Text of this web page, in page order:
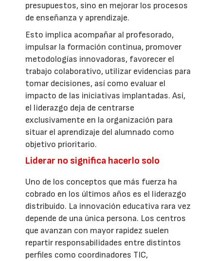
presupuestos, sino en mejorar los procesos
de enseñanza y aprendizaje.
Esto implica acompañar al profesorado,
impulsar la formación continua, promover
metodologías innovadoras, favorecer el
trabajo colaborativo, utilizar evidencias para
tomar decisiones, así como evaluar el
impacto de las iniciativas implantadas. Así,
el liderazgo deja de centrarse
exclusivamente en la organización para
situar el aprendizaje del alumnado como
objetivo prioritario.
Liderar no significa hacerlo solo
Uno de los conceptos que más fuerza ha
cobrado en los últimos años es el liderazgo
distribuido. La innovación educativa rara vez
depende de una única persona. Los centros
que avanzan con mayor rapidez suelen
repartir responsabilidades entre distintos
perfiles como coordinadores TIC,